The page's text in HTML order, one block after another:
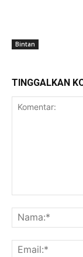
Bintan
TINGGALKAN